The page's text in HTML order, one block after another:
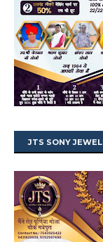
JTS SONY